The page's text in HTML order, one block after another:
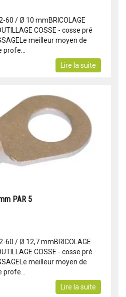
60 / Ø 10 mmBRICOLAGE
COSSE - cosse pré
meilleur moyen de
Lire la suite
PAR 5
60 / Ø 12,7 mmBRICOLAGE
COSSE - cosse pré
meilleur moyen de
profe...
Lire la suite